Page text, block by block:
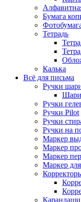
Бумага
Тетрадь
Калька
Всё для письма
Ручки
Ручки
Ручки Pilot
Ручки
Ручки на
Маркер
Маркер
Маркер
Маркер
Карандаши